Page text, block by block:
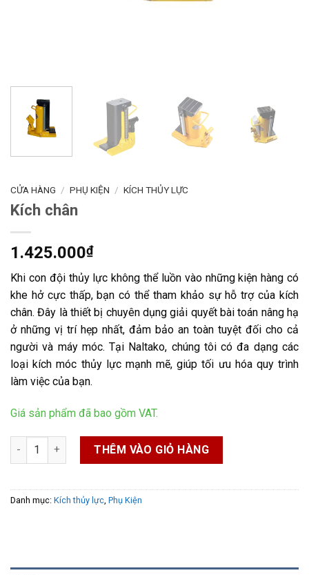
CỬA HÀNG / PHỤ KIỆN / KÍCH THỦY LỰC
Kích chân
1.425.000₫
Khi con đội thủy lực không thể luồn vào những kiện hàng có
khe hở cực thấp, bạn có thể tham khảo sự hỗ trợ của kích
chân. Đây là thiết bị chuyên dụng giải quyết bài toán nâng hạ
ở những vị trí hẹp nhất, đảm bảo an toàn tuyệt đối cho cả
người và máy móc. Tại Naltako, chúng tôi có đa dạng các
loại kích móc thủy lực mạnh mẽ, giúp tối ưu hóa quy trình
làm việc của bạn.
Giá sản phẩm đã bao gồm VAT.
Kích chân số lượngTHÊM VÀO GIỎ HÀNG
Danh mục: Kích thủy lực Phụ Kiện